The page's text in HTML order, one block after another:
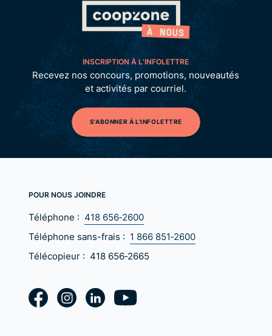
INSCRIPTION À L’INFOLETTRE
Recevez nos concours, promotions, nouveautés
et activités par courriel.
S'ABONNER À L'INFOLETTRE
POUR NOUS JOINDRE
Téléphone : 418 656‑2600
Téléphone sans-frais : 1 866 851‑2600
Télécopieur : 418 656‑2665